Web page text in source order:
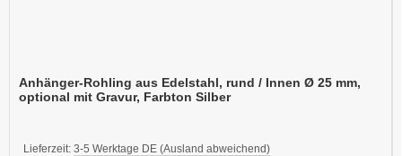
Anhänger-Rohling aus Edelstahl, rund / Innen Ø 25 mm,
optional mit Gravur, Farbton Silber
Lieferzeit: 3-5 Werktage DE (Ausland abweichend)